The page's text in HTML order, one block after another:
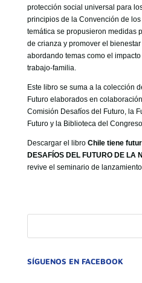
protección social universal para
principios de la Convención de
temática se propusieron medidas
de crianza y promover el
abordando temas como el
trabajo-familia.
Este libro se suma a la colección
Futuro elaborados en
Comisión Desafíos del Futuro, la
Futuro y la Biblioteca del
Descargar el libro Chile tiene
DESAFÍOS DEL FUTURO DE LA
revive el seminario de
SÍGUENOS EN FACEBOOK